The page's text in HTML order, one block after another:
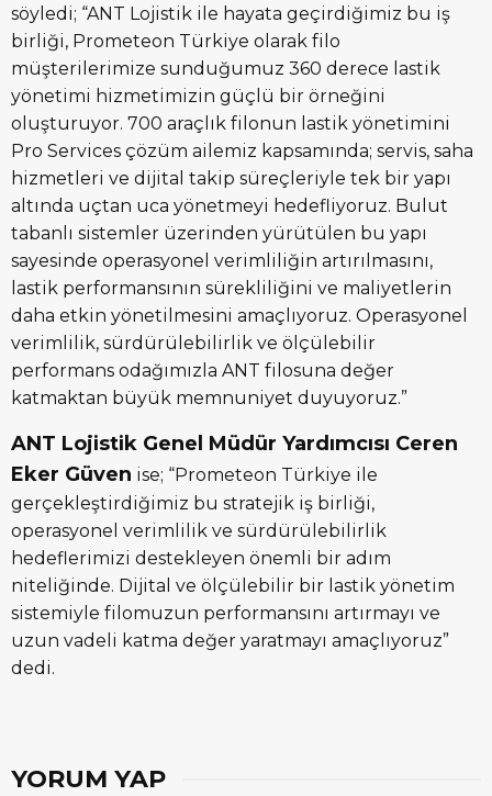
söyledi; “ANT Lojistik ile hayata geçirdiğimiz bu iş
birliği, Prometeon Türkiye olarak filo
müşterilerimize sunduğumuz 360 derece lastik
yönetimi hizmetimizin güçlü bir örneğini
oluşturuyor. 700 araçlık filonun lastik yönetimini
Pro Services çözüm ailemiz kapsamında; servis, saha
hizmetleri ve dijital takip süreçleriyle tek bir yapı
altında uçtan uca yönetmeyi hedefliyoruz. Bulut
tabanlı sistemler üzerinden yürütülen bu yapı
sayesinde operasyonel verimliliğin artırılmasını,
lastik performansının sürekliliğini ve maliyetlerin
daha etkin yönetilmesini amaçlıyoruz. Operasyonel
verimlilik, sürdürülebilirlik ve ölçülebilir
performans odağımızla ANT filosuna değer
katmaktan büyük memnuniyet duyuyoruz.”
ANT Lojistik Genel Müdür Yardımcısı Ceren
Eker Güven ise; “Prometeon Türkiye ile
gerçekleştirdiğimiz bu stratejik iş birliği,
operasyonel verimlilik ve sürdürülebilirlik
hedeflerimizi destekleyen önemli bir adım
niteliğinde. Dijital ve ölçülebilir bir lastik yönetim
sistemiyle filomuzun performansını artırmayı ve
uzun vadeli katma değer yaratmayı amaçlıyoruz”
dedi.
YORUM YAP